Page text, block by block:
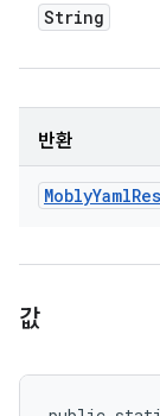
String
반환
MoblyYaml
값